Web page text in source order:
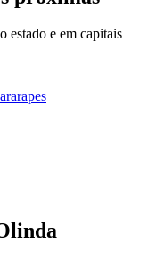
estado e em capitais